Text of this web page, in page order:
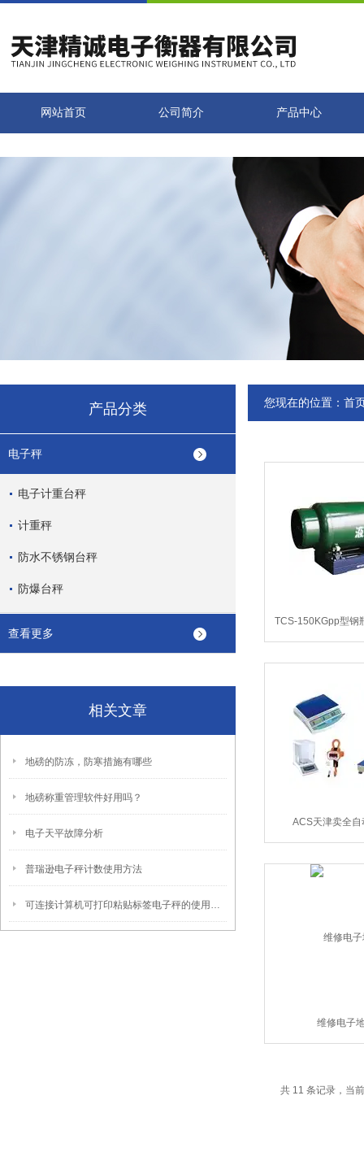
网站首页 公司简介 产品中心
产品分类
电子秤
电子计重台秤
计重秤
防水不锈钢台秤
防爆台秤
查看更多
相关文章
地磅的防冻，防寒措施有哪些
地磅称重管理软件好用吗？
电子天平故障分析
普瑞逊电子秤计数使用方法
可连接计算机可打印粘贴标签电子秤的使用方法
您现在的位置： 首
TCS-150KGpp型钢
ACS天津卖全自
维修电子
共 11 条记录，当